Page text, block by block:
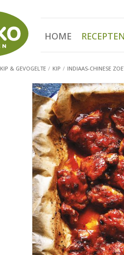
HOME RECEPTEN
KIP & GEVOGELTE KIP INDIAAS-CHINESE